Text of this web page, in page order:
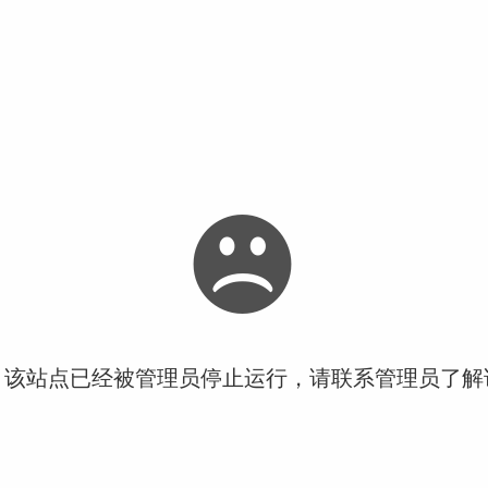
站点已经被管理员停止运行，请联系管理员了